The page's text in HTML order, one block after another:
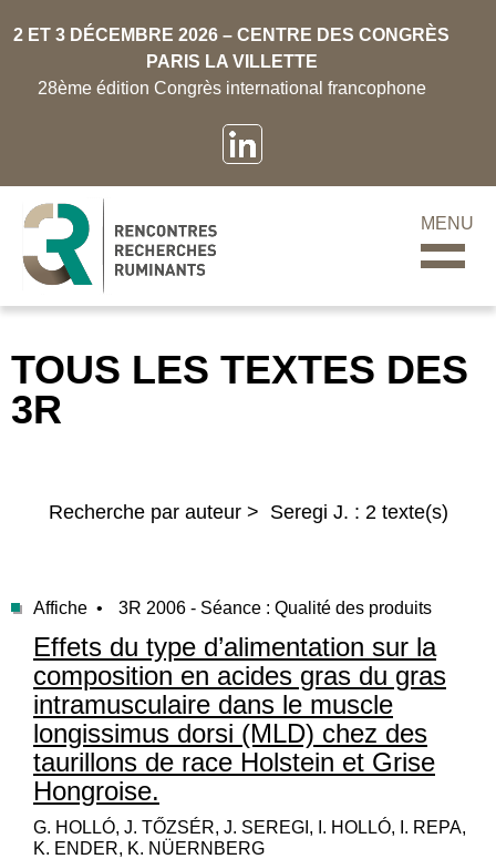
2 ET 3 DÉCEMBRE 2026 – CENTRE DES CONGRÈS
PARIS LA VILLETTE
28ème édition Congrès international francophone
MENU
TOUS LES TEXTES DES
3R
Recherche par auteur > Seregi J. : 2 texte(s)
Affiche • 3R 2006 - Séance : Qualité des produits
Effets du type d’alimentation sur la
composition en acides gras du gras
intramusculaire dans le muscle
longissimus dorsi (MLD) chez des
taurillons de race Holstein et Grise
Hongroise.
G. HOLLÓ, J. TŐZSÉR, J. SEREGI, I. HOLLÓ, I. REPA,
K. ENDER, K. NÜERNBERG